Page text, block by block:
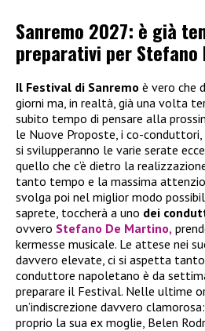
Sanremo 2027: è già
preparativi per Stefano
Il Festival di Sanremo è vero che
giorni ma, in realtà, già una volta
subito tempo di pensare alla
le Nuove Proposte, i co-
si svilupperanno le varie serate
quello che c’è dietro la
tanto tempo e la massima
svolga poi nel miglior modo
saprete, toccherà a uno dei
ovvero Stefano De Martino,
kermesse musicale. Le attese nei
davvero elevate, ci si aspetta
conduttore napoletano è da
preparare il Festival. Nelle ultime
un’indiscrezione davvero
proprio la sua ex moglie, Belen